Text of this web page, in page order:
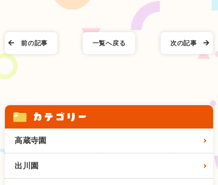
次の記事
一覧へ戻る
前の記事
カテゴリー
高蔵寺園
出川園